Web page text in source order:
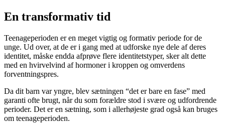
En transformativ tid
Teenageperioden er en meget vigtig og formativ periode for de
unge. Ud over, at de er i gang med at udforske nye dele af deres
identitet, måske endda afprøve flere identitetstyper, sker alt dette
med en hvirvelvind af hormoner i kroppen og omverdens
forventningspres.
Da dit barn var yngre, blev sætningen “det er bare en fase” med
garanti ofte brugt, når du som forældre stod i svære og udfordrende
perioder. Det er en sætning, som i allerhøjeste grad også kan bruges
om teenageperioden.